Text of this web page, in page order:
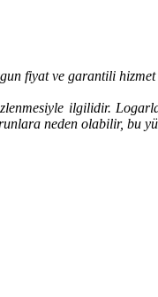
fiyat ve garantili hizmet
ilgilidir.
neden olabilir, bu